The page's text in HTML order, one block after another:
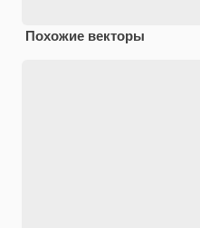
Похожие векторы